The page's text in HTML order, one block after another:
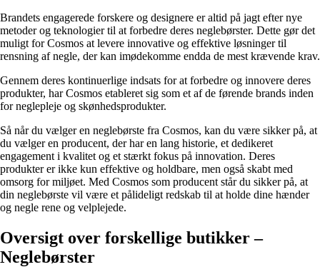
Brandets engagerede forskere og designere er altid på jagt efter nye
metoder og teknologier til at forbedre deres neglebørster. Dette gør det
muligt for Cosmos at levere innovative og effektive løsninger til
rensning af negle, der kan imødekomme endda de mest krævende krav.
Gennem deres kontinuerlige indsats for at forbedre og innovere deres
produkter, har Cosmos etableret sig som et af de førende brands inden
for neglepleje og skønhedsprodukter.
Så når du vælger en neglebørste fra Cosmos, kan du være sikker på, at
du vælger en producent, der har en lang historie, et dedikeret
engagement i kvalitet og et stærkt fokus på innovation. Deres
produkter er ikke kun effektive og holdbare, men også skabt med
omsorg for miljøet. Med Cosmos som producent står du sikker på, at
din neglebørste vil være et pålideligt redskab til at holde dine hænder
og negle rene og velplejede.
Oversigt over forskellige butikker –
Neglebørster